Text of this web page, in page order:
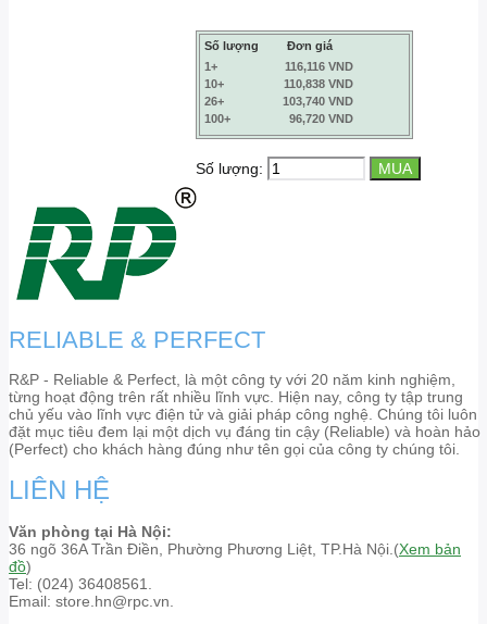
Số lượng
Đơn giá
1+
116,116 VND
10+
110,838 VND
26+
103,740 VND
100+
96,720 VND
Số lượng:
RELIABLE & PERFECT
R&P - Reliable & Perfect, là một công ty với 20 năm kinh nghiệm,
từng hoạt động trên rất nhiều lĩnh vực. Hiện nay, công ty tập trung
chủ yếu vào lĩnh vực điện tử và giải pháp công nghệ. Chúng tôi luôn
đặt mục tiêu đem lại một dịch vụ đáng tin cậy (Reliable) và hoàn hảo
(Perfect) cho khách hàng đúng như tên gọi của công ty chúng tôi.
LIÊN HỆ
Văn phòng tại Hà Nội:
36 ngõ 36A Trần Điền, Phường Phương Liệt, TP.Hà Nội.(Xem bản
đồ)
Tel: (024) 36408561.
Email: store.hn@rpc.vn.